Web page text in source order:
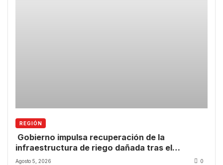
REGIÓN
Gobierno impulsa recuperación de la
infraestructura de riego dañada tras el
temporal.
Agosto 5, 2026 0